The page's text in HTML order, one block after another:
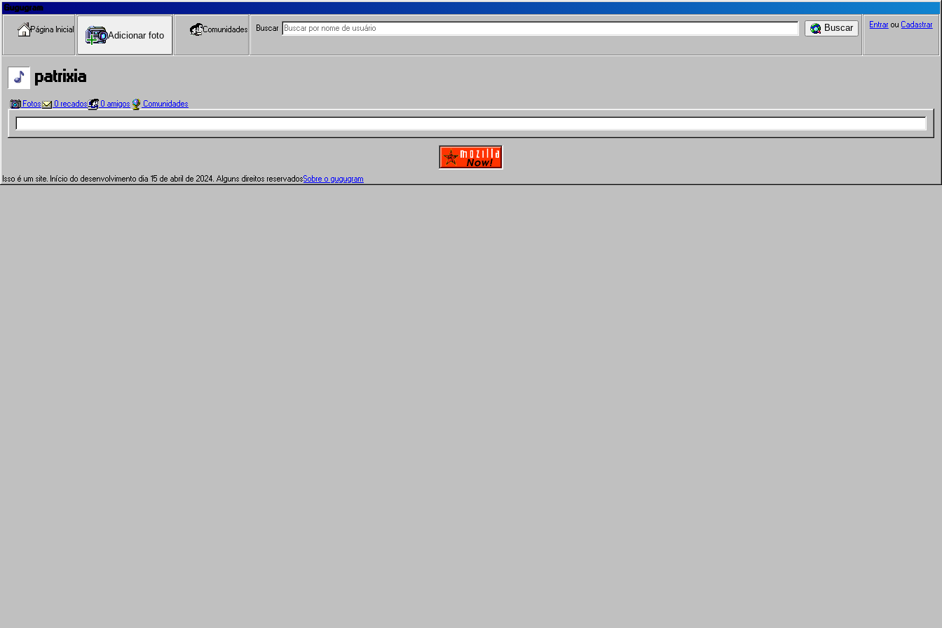
Gugugram
Página Inicial Comunidades
Adicionar foto
Buscar Buscar Entrar ou Cadastrar
patrixia
Fotos 0 recados 0 amigos Comunidades
Isso é um site. Início do desenvolvimento dia 15 de abril de 2024. Alguns direitos reservadosSobre o gugugram